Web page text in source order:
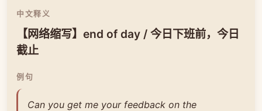
中文释义
【网络缩写】end of day / 今日下班前，今日
截止
例句
Can you get me your feedback on the